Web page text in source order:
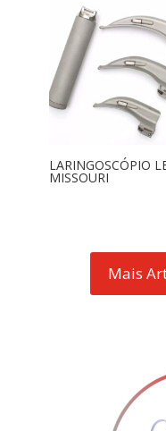
LARINGOSCÓPIO
MISSOURI
Mais